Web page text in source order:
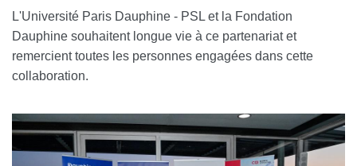
L'Université Paris Dauphine - PSL et la Fondation
Dauphine souhaitent longue vie à ce partenariat et
remercient toutes les personnes engagées dans cette
collaboration.